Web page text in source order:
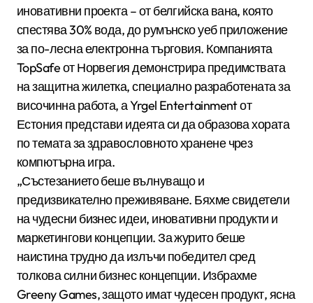
иновативни проекта – от белгийска вана, която
спестява 30% вода, до румънско уеб приложение
за по-лесна електронна търговия. Компанията
TopSafe от Норвегия демонстрира предимствата
на защитна жилетка, специално разработената за
височинна работа, а Yrgel Entertainment от
Естония представи идеята си да образова хората
по темата за здравословното хранене чрез
компютърна игра.
„Състезанието беше вълнуващо и
предизвикателно преживяване. Бяхме свидетели
на чудесни бизнес идеи, иновативни продукти и
маркетингови концепции. За журито беше
наистина трудно да излъчи победител сред
толкова силни бизнес концепции. Избрахме
Greeny Games, защото имат чудесен продукт, ясна